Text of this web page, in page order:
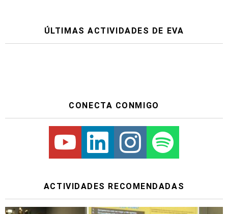
ÚLTIMAS ACTIVIDADES DE EVA
CONECTA CONMIGO
Youtube Linkedin Instagram Spotify
ACTIVIDADES RECOMENDADAS